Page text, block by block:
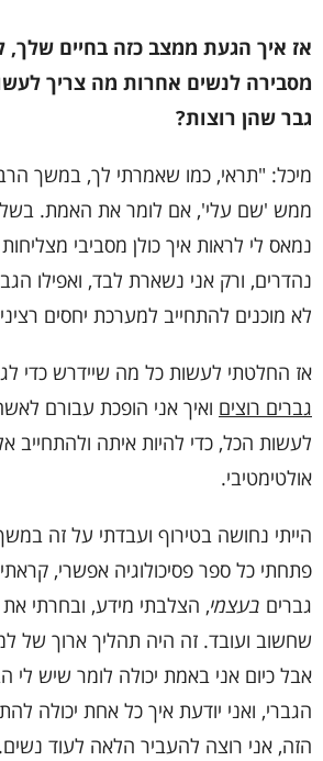
אז איך הגעת ממצב כזה בחיים
מסבירה לנשים אחרות מה צריך
גבר שהן רוצות?
מיכל: "תראי, כמו שאמרתי לך, במשך
ממש 'שם עלי', אם לומר את האמת.
נמאס לי לראות איך כולן מסביבי מצליחות
נהדרים, ורק אני נשארת לבד, ואפילו
לא מוכנים להתחייב למערכת יחסים
אז החלטתי לעשות כל מה שיידרש כדי
גברים רוצים ואיך אני הופכת עבורם
לעשות הכל, כדי להיות איתה ולהתחייב
אולטימטיבי.
הייתי נחושה בטירוף ועבדתי על זה
פתחתי כל ספר פסיכולוגיה אפשרי,
גברים בעצמי, הצלבתי מידע, ובחרתי
שחשוב ועובד. זה היה תהליך ארוך של
אבל כיום אני באמת יכולה לומר שיש
הגברי, ואני יודעת איך כל אחת יכולה
הזה, אני רוצה להעביר הלאה לעוד